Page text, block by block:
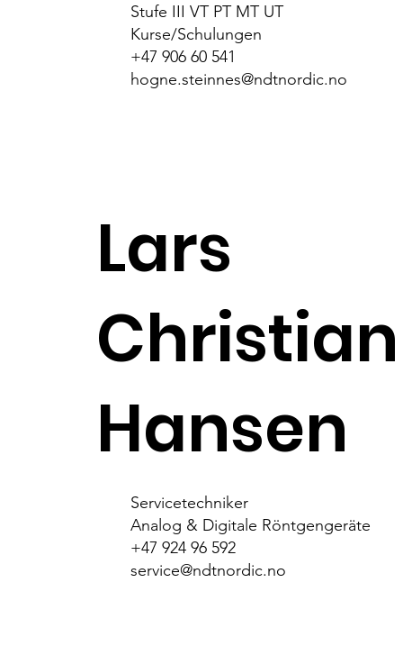
Stufe III VT PT MT UT
Kurse/Schulungen
+47 906 60 541
hogne.steinnes@ndtnordic.no
Lars
Christian
Hansen
Servicetechniker
Analog & Digitale Röntgengeräte
+47 924 96 592
service@ndtnordic.no